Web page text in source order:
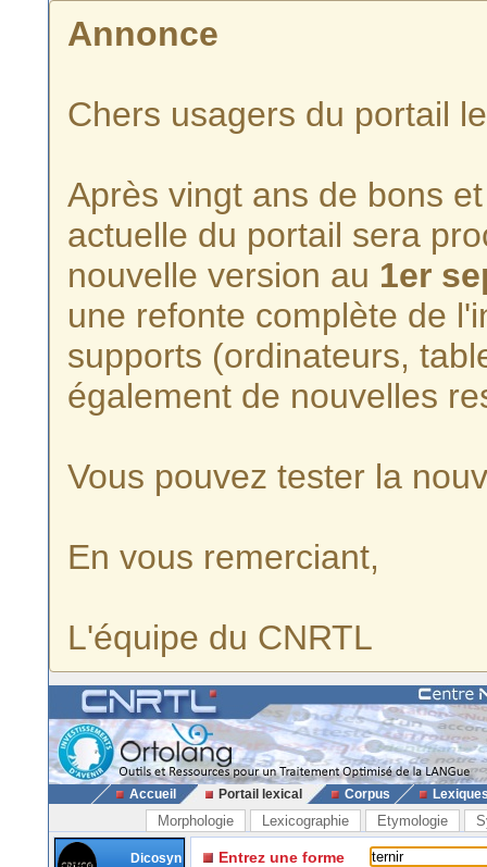
Annonce
Chers usagers du portail
Après vingt ans de bons
actuelle du portail sera
nouvelle version au 1er
une refonte complète de
supports (ordinateurs,
également de nouvelles
Vous pouvez tester la
En vous remerciant,
L'équipe du CNRTL
Accueil Portail lexical Corpus
Morphologie Lexicographie Etymologie
Dicosyn
Entrez une forme